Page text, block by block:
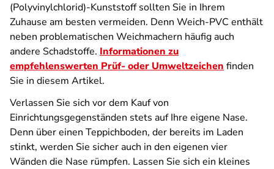
(Polyvinylchlorid)-Kunststoff sollten Sie in Ihrem
Zuhause am besten vermeiden. Denn Weich-PVC enthält
neben problematischen Weichmachern häufig auch
andere Schadstoffe. Informationen zu
empfehlenswerten Prüf- oder Umweltzeichen finden
Sie in diesem Artikel.
Verlassen Sie sich vor dem Kauf von
Einrichtungsgegenständen stets auf Ihre eigene Nase.
Denn über einen Teppichboden, der bereits im Laden
stinkt, werden Sie sicher auch in den eigenen vier
Wänden die Nase rümpfen. Lassen Sie sich ein kleines